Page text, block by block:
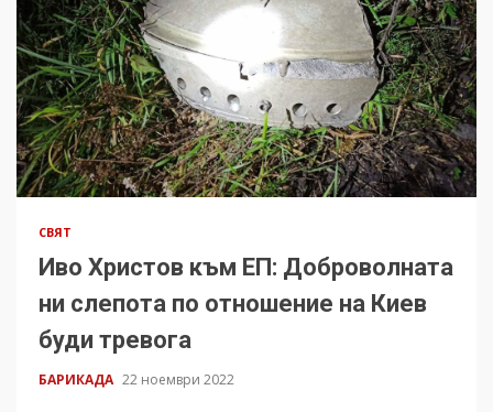
СВЯТ
Иво Христов към ЕП: Доброволната
ни слепота по отношение на Киев
буди тревога
БАРИКАДА 22 ноември 2022